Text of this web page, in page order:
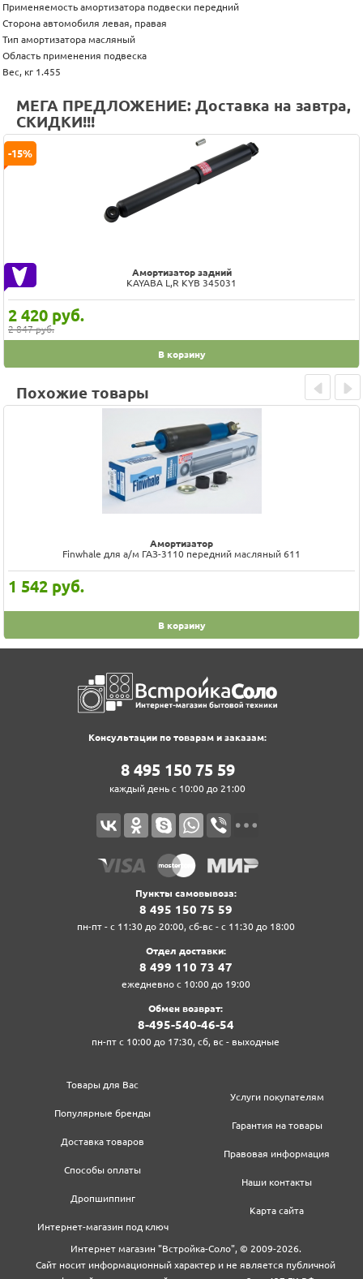
Применяемость амортизатора подвески передний
Сторона автомобиля левая, правая
Тип амортизатора масляный
Область применения подвеска
Вес, кг 1.455
МЕГА ПРЕДЛОЖЕНИЕ: Доставка на завтра,
СКИДКИ!!!
Амортизатор задний
KAYABA L,R KYB 345031
2 420 руб.
2 847 руб.
-15%
В корзину
Похожие товары
Амортизатор
Finwhale для а/м ГАЗ-3110 передний масляный 611
1 542 руб.
В корзину
Prev Next
Консультации по товарам и заказам:
8‍ 4‍9‍5‍ 1‍5‍0‍ 7‍5‍ 5‍9‍
каждый день с 10:00 до 21:00
Пункты самовывоза:
8‍ 4‍9‍5‍ 1‍5‍0‍ 7‍5‍ 5‍9‍
пн-пт - с 11:30 до 20:00, сб-вс - с 11:30 до 18:00
Отдел доставки:
8‍ 4‍9‍9‍ 1‍1‍0‍ 7‍3‍ 4‍7‍
ежедневно с 10:00 до 19:00
Обмен возврат:
8‍-4‍9‍5‍-5‍4‍0‍-4‍6‍-5‍4‍
пн-пт с 10:00 до 17:30, сб, вс - выходные
Товары для Вас
Популярные бренды
Доставка товаров
Способы оплаты
Дропшиппинг
Интернет-магазин под ключ
Услуги покупателям
Гарантия на товары
Правовая информация
Наши контакты
Карта сайта
Интернет магазин "Встройка-Соло", © 2009-2026.
Сайт носит информационный характер и не является публичной